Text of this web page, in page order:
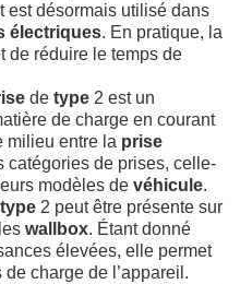
est désormais utilisé dans
électriques. En pratique, la
de réduire le temps de
de type 2 est un
de charge en courant
milieu entre la prise
catégories de prises, celle-
modèles de véhicule.
type 2 peut être présente sur
wallbox. Étant donné
élevées, elle permet
charge de l’appareil.